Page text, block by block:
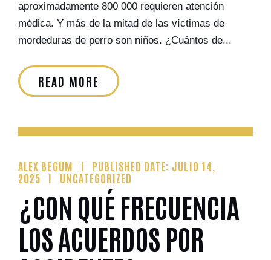
aproximadamente 800 000 requieren atención
médica. Y más de la mitad de las víctimas de
mordeduras de perro son niños. ¿Cuántos de...
READ MORE
ALEX BEGUM
PUBLISHED DATE: JULIO 14,
2025
UNCATEGORIZED
¿CON QUÉ FRECUENCIA
LOS ACUERDOS POR